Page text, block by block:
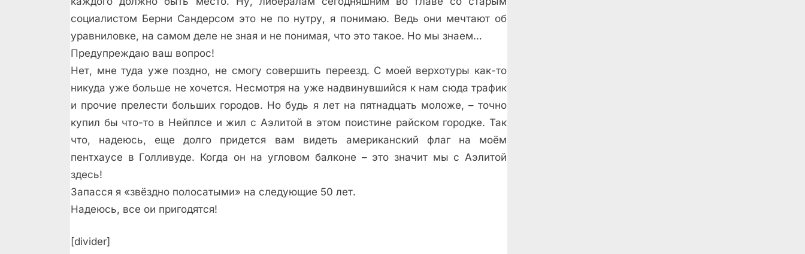
социалистом Берни Сандерсом это не по нутру, я понимаю. Ведь они мечтают об
уравниловке, на самом деле не зная и не понимая, что это такое. Но мы знаем…
Предупреждаю ваш вопрос!
Нет, мне туда уже поздно, не смогу совершить переезд. С моей верхотуры как-то
никуда уже больше не хочется. Несмотря на уже надвинувшийся к нам сюда трафик
и прочие прелести больших городов. Но будь я лет на пятнадцать моложе, – точно
купил бы что-то в Нейплсе и жил с Аэлитой в этом поистине райском городке. Так
что, надеюсь, еще долго придется вам видеть американский флаг на моём
пентхаусе в Голливуде. Когда он на угловом балконе – это значит мы с Аэлитой
здесь!
Запасся я «звёздно полосатыми» на следующие 50 лет.
Надеюсь, все ои пригодятся!
[divider]